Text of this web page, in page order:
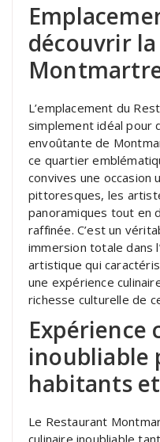
découvrir
L’emplacement du
simplement idéal pour
envoûtante de
ce quartier
convives une occasion
pittoresques, les
panoramiques tout en
raffinée. C’est un
immersion totale dans
artistique qui
une expérience
richesse culturelle de
Expérience
inoubliable
habitants
Le Restaurant